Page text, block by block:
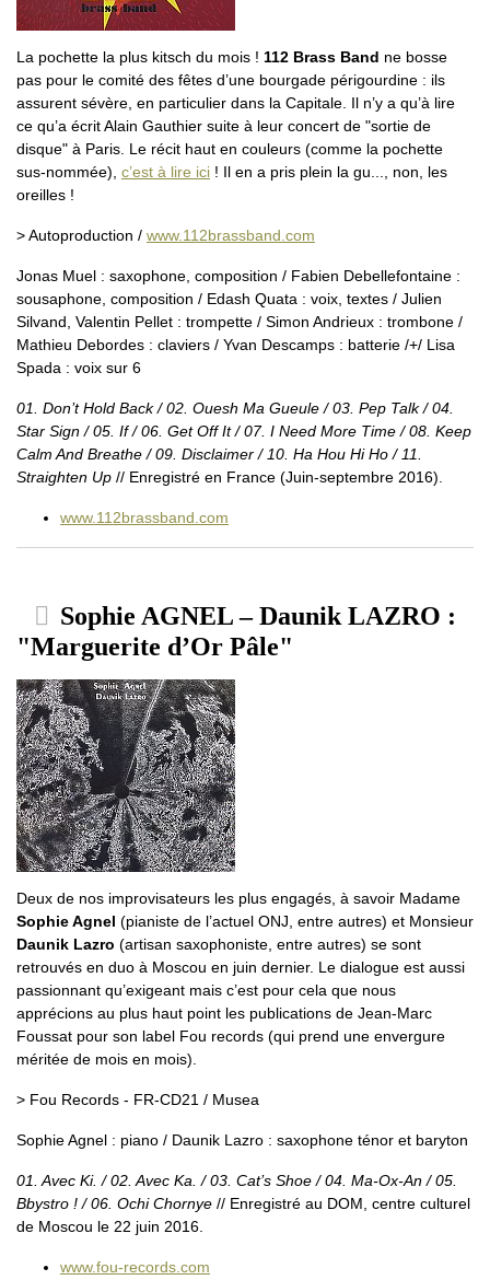
La pochette la plus kitsch du mois ! 112 Brass Band ne bosse
pas pour le comité des fêtes d’une bourgade périgourdine : ils
assurent sévère, en particulier dans la Capitale. Il n’y a qu’à lire
ce qu’a écrit Alain Gauthier suite à leur concert de "sortie de
disque" à Paris. Le récit haut en couleurs (comme la pochette
sus-nommée), c’est à lire ici ! Il en a pris plein la gu..., non, les
oreilles !
> Autoproduction / www.112brassband.com
Jonas Muel : saxophone, composition / Fabien Debellefontaine :
sousaphone, composition / Edash Quata : voix, textes / Julien
Silvand, Valentin Pellet : trompette / Simon Andrieux : trombone /
Mathieu Debordes : claviers / Yvan Descamps : batterie /+/ Lisa
Spada : voix sur 6
01. Don’t Hold Back / 02. Ouesh Ma Gueule / 03. Pep Talk / 04.
Star Sign / 05. If / 06. Get Off It / 07. I Need More Time / 08. Keep
Calm And Breathe / 09. Disclaimer / 10. Ha Hou Hi Ho / 11.
Straighten Up // Enregistré en France (Juin-septembre 2016).
www.112brassband.com
Sophie AGNEL – Daunik LAZRO :
"Marguerite d’Or Pâle"
Deux de nos improvisateurs les plus engagés, à savoir Madame
Sophie Agnel (pianiste de l’actuel ONJ, entre autres) et Monsieur
Daunik Lazro (artisan saxophoniste, entre autres) se sont
retrouvés en duo à Moscou en juin dernier. Le dialogue est aussi
passionnant qu’exigeant mais c’est pour cela que nous
apprécions au plus haut point les publications de Jean-Marc
Foussat pour son label Fou records (qui prend une envergure
méritée de mois en mois).
> Fou Records - FR-CD21 / Musea
Sophie Agnel : piano / Daunik Lazro : saxophone ténor et baryton
01. Avec Ki. / 02. Avec Ka. / 03. Cat’s Shoe / 04. Ma-Ox-An / 05.
Bbystro ! / 06. Ochi Chornye // Enregistré au DOM, centre culturel
de Moscou le 22 juin 2016.
www.fou-records.com